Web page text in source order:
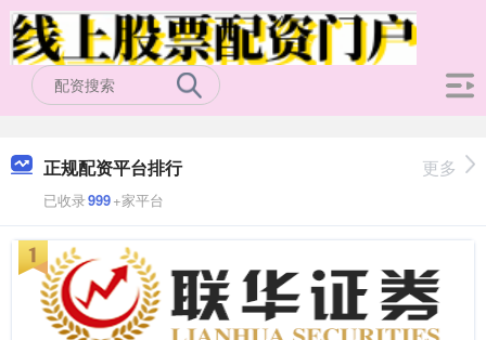
正规配资平台排行
已收录999+家平台
更多